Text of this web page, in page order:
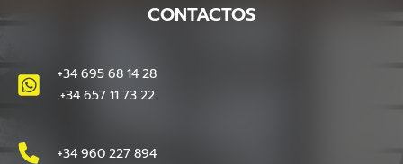
CONTACTOS
+34 695 68 14 28
+34 657 11 73 22
+34 960 227 894